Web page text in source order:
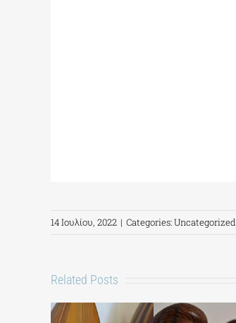
14 Ιουλίου, 2022 | Categories:Uncategorized
Related Posts